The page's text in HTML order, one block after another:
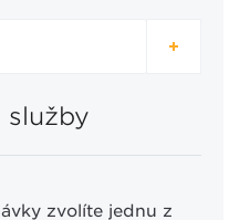
služby
zvolíte jednu z